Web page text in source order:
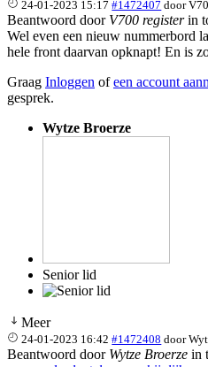
24-01-2023 15:17 #1472407 door
Beantwoord door V700 registerin
Wel even een nieuw nummerbord
hele front daarvan opknapt! En is
Graag Inloggen ofeen account
gesprek.
Wytze Broerze
Senior lid
Meer
24-01-2023 16:42 #1472408 door
Beantwoord door Wytze Broerze in